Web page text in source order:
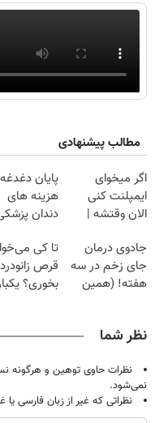
مطالب پیشنهادی
اگر میخوای
ایمپلنت کنی
الان وقتشه |
میلیون تومان!!!
پایان دغدغه
هزینه های
دندان
خانگی
جادوی درمان
جای زخم در سه
هفته! (همین
تا کی
قرص زانودرد
بخوری؟
نظر شما
نظرات حاوی توهین و هرگونه
نمی‌شود.
نظراتی که غیر از زبان فارسی